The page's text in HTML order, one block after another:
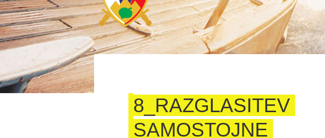
8_RAZGLASITEV
SAMOSTOJNE